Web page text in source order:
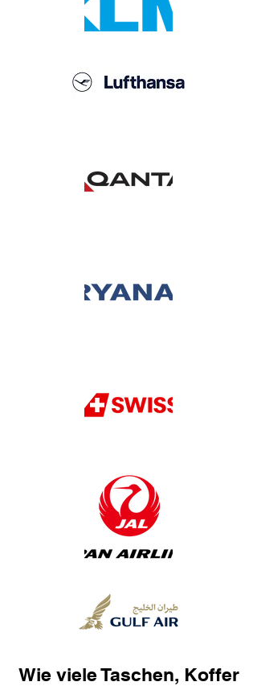
Wie viele Taschen, Koffer